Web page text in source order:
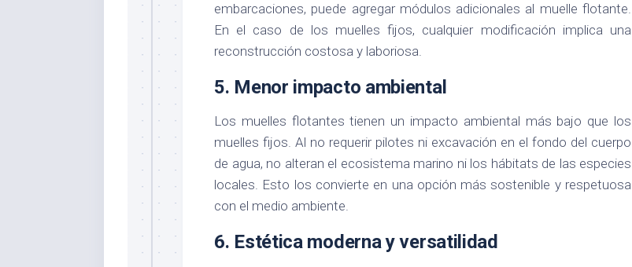
embarcaciones, puede agregar módulos adicionales al muelle flotante.
En el caso de los muelles fijos, cualquier modificación implica una
reconstrucción costosa y laboriosa.
5. Menor impacto ambiental
Los muelles flotantes tienen un impacto ambiental más bajo que los
muelles fijos. Al no requerir pilotes ni excavación en el fondo del cuerpo
de agua, no alteran el ecosistema marino ni los hábitats de las especies
locales. Esto los convierte en una opción más sostenible y respetuosa
con el medio ambiente.
6. Estética moderna y versatilidad